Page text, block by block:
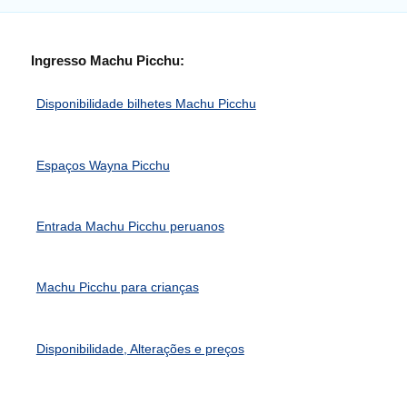
Ingresso Machu Picchu:
Disponibilidade bilhetes Machu Picchu
Espaços Wayna Picchu
Entrada Machu Picchu peruanos
Machu Picchu para crianças
Disponibilidade, Alterações e preços